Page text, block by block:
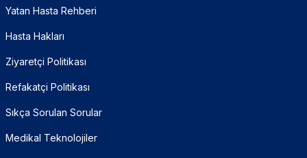
Yatan Hasta Rehberi
Hasta Hakları
Ziyaretçi Politikası
Refakatçi Politikası
Sıkça Sorulan Sorular
Medikal Teknolojiler